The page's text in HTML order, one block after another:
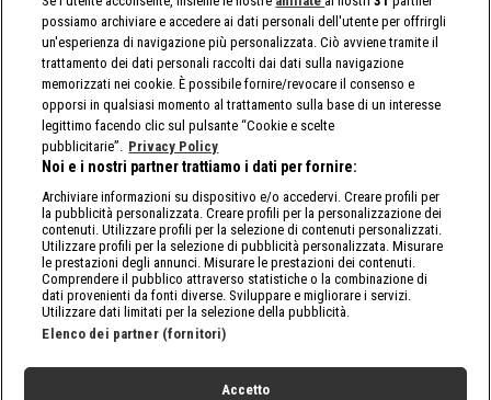
possiamo archiviare e accedere ai dati personali dell'utente per offrirgli
un'esperienza di navigazione più personalizzata. Ciò avviene tramite il
trattamento dei dati personali raccolti dai dati sulla navigazione
memorizzati nei cookie. È possibile fornire/revocare il consenso e
opporsi in qualsiasi momento al trattamento sulla base di un interesse
legittimo facendo clic sul pulsante “Cookie e scelte
pubblicitarie”. Privacy Policy
Noi e i nostri partner trattiamo i dati per fornire:
Archiviare informazioni su dispositivo e/o accedervi. Creare profili per
la pubblicità personalizzata. Creare profili per la personalizzazione dei
contenuti. Utilizzare profili per la selezione di contenuti personalizzati.
Utilizzare profili per la selezione di pubblicità personalizzata. Misurare
le prestazioni degli annunci. Misurare le prestazioni dei contenuti.
Comprendere il pubblico attraverso statistiche o la combinazione di
dati provenienti da fonti diverse. Sviluppare e migliorare i servizi.
Utilizzare dati limitati per la selezione della pubblicità.
Elenco dei partner (fornitori)
Accetto